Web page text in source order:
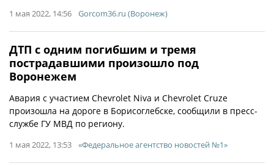
1 мая 2022, 14:56 Gorcom36.ru (Воронеж)
ДТП с одним погибшим и тремя
пострадавшими произошло под
Воронежем
Авария с участием Chevrolet Niva и Chevrolet Cruze
произошла на дороге в Борисоглебске, сообщили в пресс-
службе ГУ МВД по региону.
1 мая 2022, 13:53 «Федеральное агентство новостей №1»